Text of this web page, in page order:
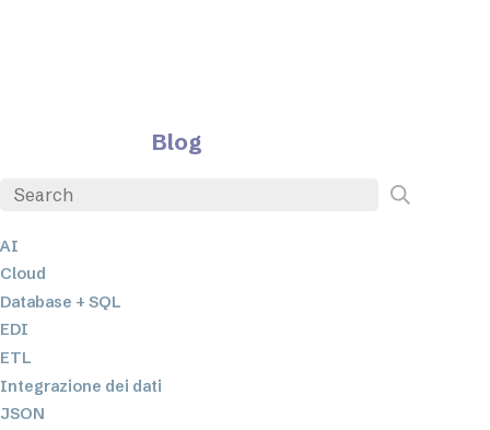
Blog
AI
Cloud
Database + SQL
EDI
ETL
Integrazione dei dati
JSON